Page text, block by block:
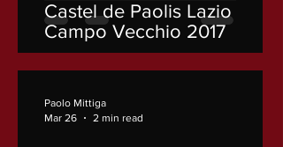
Castel de Paolis Lazio
Campo Vecchio 2017
Paolo Mittiga
Mar 26
2 min read